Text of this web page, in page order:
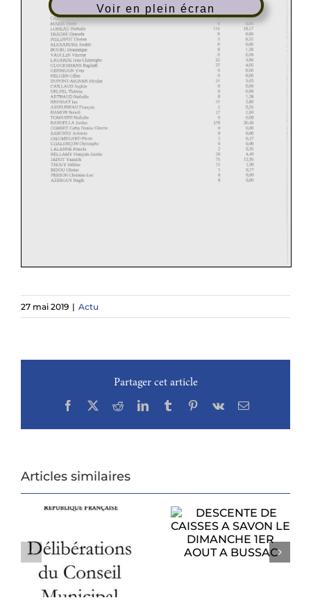
Voir en plein écran
27 mai 2019 | Actu
Partager cet article
Facebook
X RedditLinkedInTumblrPinterest
Vk Email
Articles similaires
DESCENTE DE
LE DIMANCHE
1ER AOUT A
BUSSAC
PROCHAIN
CONSEIL